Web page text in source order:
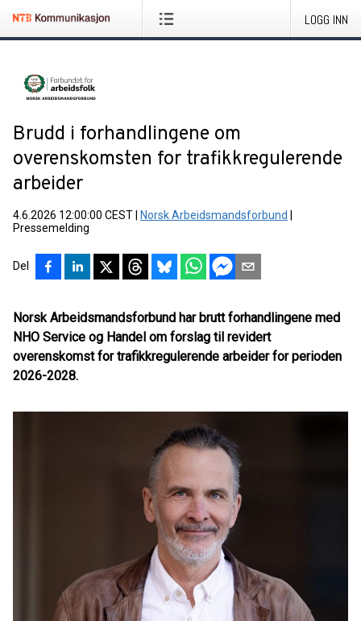
LOGG INN
Brudd i forhandlingene om
overenskomsten for trafikkregulerende
arbeider
4.6.2026 12:00:00 CEST Norsk Arbeidsmandsforbund
Pressemelding
Del
Norsk Arbeidsmandsforbund har brutt forhandlingene med
NHO Service og Handel om forslag til revidert
overenskomst for trafikkregulerende arbeider for perioden
2026-2028.